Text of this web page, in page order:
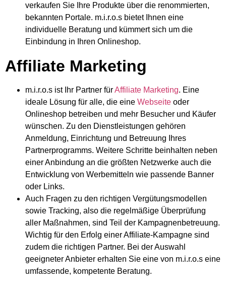
verkaufen Sie Ihre Produkte über die renommierten,
bekannten Portale. m.i.r.o.s bietet Ihnen eine
individuelle Beratung und kümmert sich um die
Einbindung in Ihren Onlineshop.
Affiliate Marketing
m.i.r.o.s ist Ihr Partner fürAffiliate Marketing. Eine
ideale Lösung für alle, die eine Webseite oder
Onlineshop betreiben und mehr Besucher und Käufer
wünschen. Zu den Dienstleistungen gehören
Anmeldung, Einrichtung und Betreuung Ihres
Partnerprogramms. Weitere Schritte beinhalten neben
einer Anbindung an die größten Netzwerke auch die
Entwicklung von Werbemitteln wie passende Banner
oder Links.
Auch Fragen zu den richtigen Vergütungsmodellen
sowie Tracking, also die regelmäßige Überprüfung
aller Maßnahmen, sind Teil der Kampagnenbetreuung.
Wichtig für den Erfolg einer Affiliate-Kampagne sind
zudem die richtigen Partner. Bei der Auswahl
geeigneter Anbieter erhalten Sie eine von m.i.r.o.s eine
umfassende, kompetente Beratung.